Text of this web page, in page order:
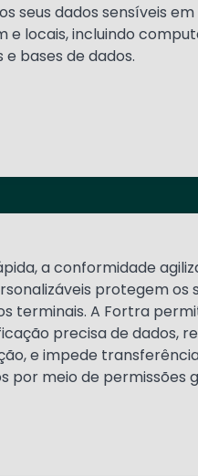
seus dados sensíveis
e locais, incluindo
bases de dados.
a conformidade
protegem os
terminais. A Fortra
precisa de dados,
e impede
por meio de permissões